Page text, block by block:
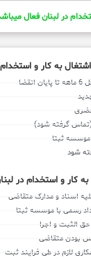
در لبنان فعال
به کار و
گرفته شود)
موسسه ثبتا
شود
کار و استخدام در